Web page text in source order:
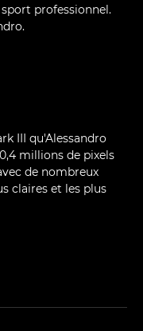
professionnel.
III qu'Alessandro
millions de pixels
de nombreux
claires et les plus